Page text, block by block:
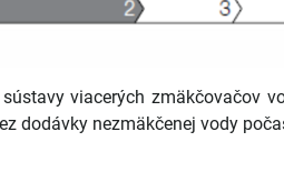
viacerých zmäkčovačov
dodávky nezmäkčenej vody